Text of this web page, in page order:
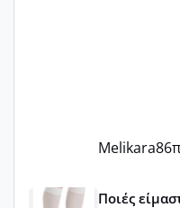
Melikara86
Μωράκια Μαΐου 2026
Ποιές